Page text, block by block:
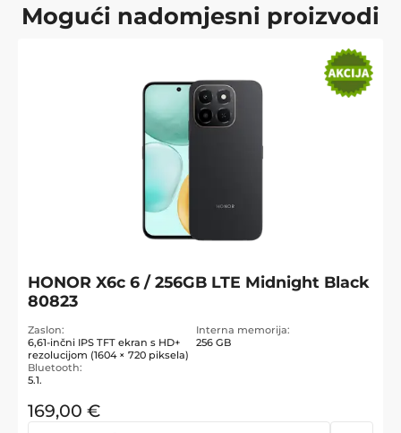
Mogući nadomjesni proizvodi
HONOR X6c 6 / 256GB LTE Midnight Black
80823
Zaslon
6,61-inčni IPS TFT ekran s HD+
rezolucijom (1604 × 720 piksela)
Interna memorija
256 GB
Bluetooth
5.1.
169,00 €